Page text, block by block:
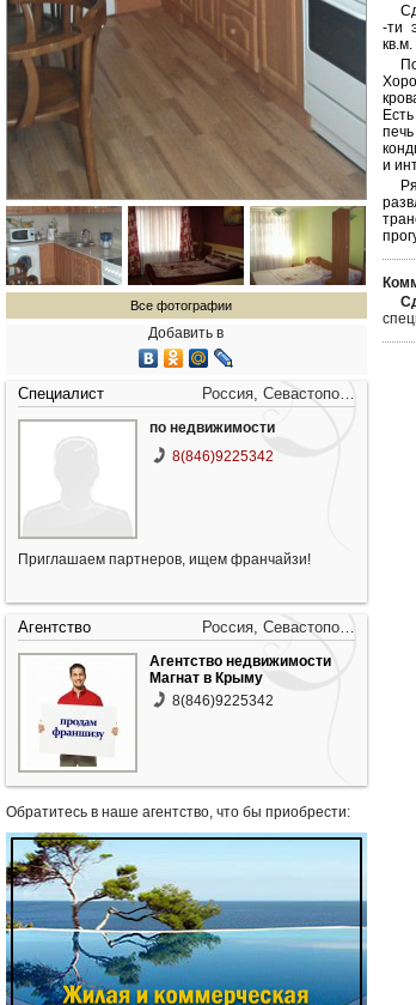
Все фотографии
Добавить в
Специалист Россия, Севастопо…
по недвижимости
8(846)9225342
Приглашаем партнеров, ищем франчайзи!
Агентство Россия, Севастопо…
Агентство недвижимости
Магнат в Крыму
8(846)9225342
Обратитесь в наше агентство, что бы приобрести:
-ти
кв.м.
и